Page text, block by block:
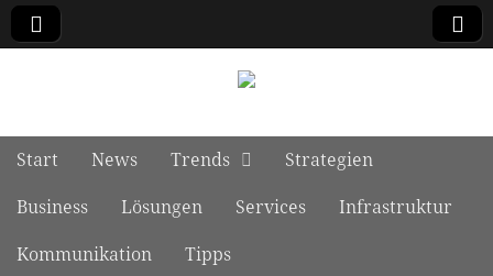
Main menu
Skip to content
Start News Trends
Strategien
Business
Lösungen Services
Infrastruktur
Kommunikation
Tipps